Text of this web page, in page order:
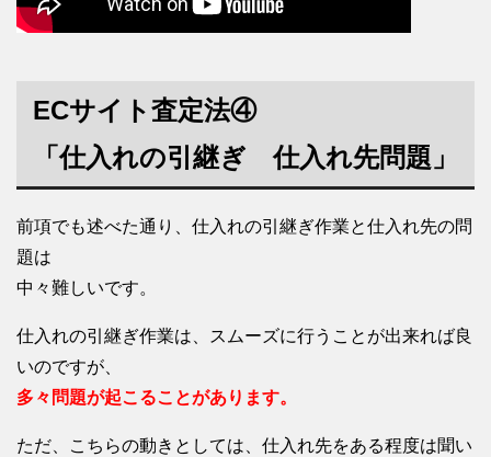
ECサイト査定法④
「仕入れの引継ぎ 仕入れ先問題」
前項でも述べた通り、仕入れの引継ぎ作業と仕入れ先の問
題は
中々難しいです。
仕入れの引継ぎ作業は、スムーズに行うことが出来れば良
いのですが、
多々問題が起こることがあります。
ただ、こちらの動きとしては、仕入れ先をある程度は聞い